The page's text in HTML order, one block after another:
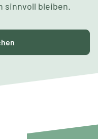
sinnvoll bleiben.